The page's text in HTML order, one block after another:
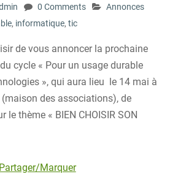
0 Comments
Annonces
, informatique, tic
de vous annoncer la prochaine
cycle « Pour un usage durable
», qui aura lieu le 14 mai à
des associations), de
le thème « BIEN CHOISIR SON
Partager/Marquer